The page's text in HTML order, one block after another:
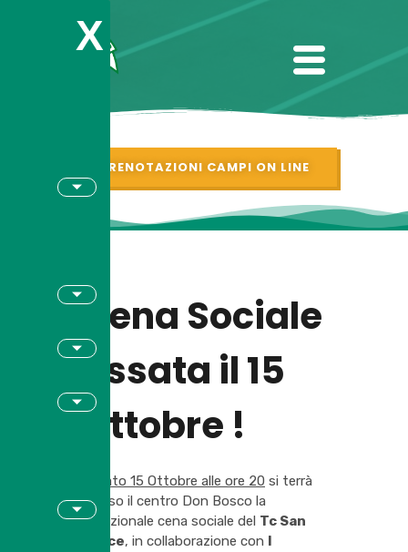
X
PRENOTAZIONI CAMPI ON LINE
Cena Sociale
fissata il 15
Ottobre !
Sabato 15 Ottobre alle ore 20 si terrà
presso il centro Don Bosco la
tradizionale cena sociale del Tc San
Felice, in collaborazione con I